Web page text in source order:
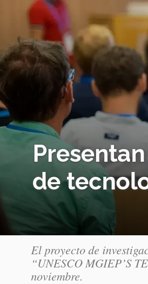
de
El proyecto de
“UNESCO MGIEP’S
noviembre.